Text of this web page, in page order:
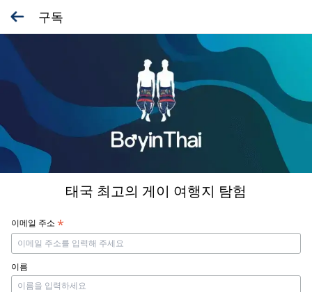
구독
태국 최고의 게이 여행지 탐험
이메일 주소 *
이름